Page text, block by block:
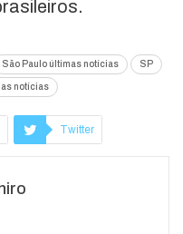
São Paulo últimas notícias SP
notícias
Twitter